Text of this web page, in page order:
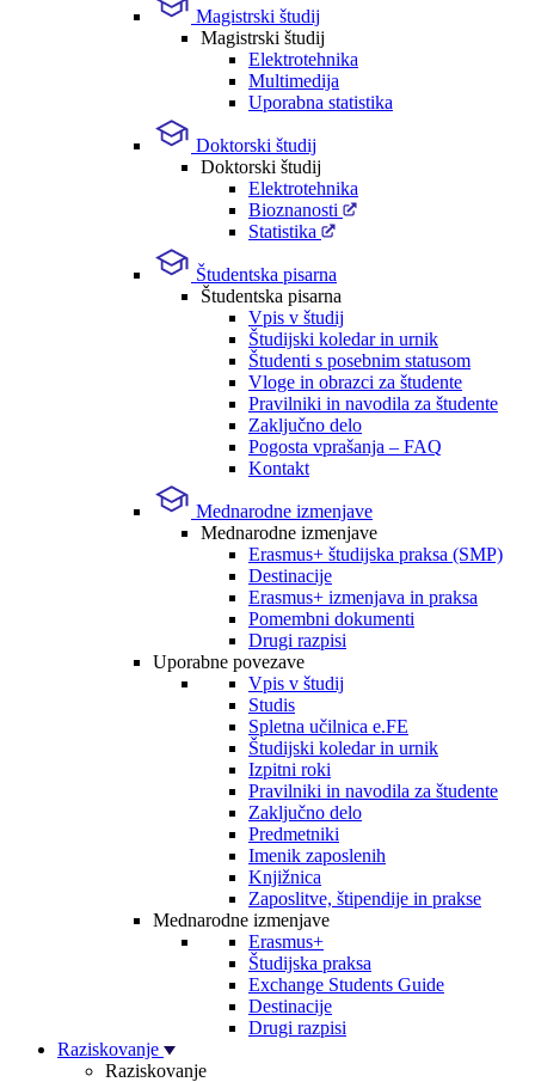
Magistrski študij
Magistrski študij
Elektrotehnika
Multimedija
Uporabna statistika
Doktorski študij
Doktorski študij
Elektrotehnika
Bioznanosti
Statistika
Študentska pisarna
Študentska pisarna
Vpis v študij
Študijski koledar in urnik
Študenti s posebnim statusom
Vloge in obrazci za študente
Pravilniki in navodila za študente
Zaključno delo
Pogosta vprašanja – FAQ
Kontakt
Mednarodne izmenjave
Mednarodne izmenjave
Erasmus+ študijska praksa (SMP)
Destinacije
Erasmus+ izmenjava in praksa
Pomembni dokumenti
Drugi razpisi
Uporabne povezave
Vpis v študij
Studis
Spletna učilnica e.FE
Študijski koledar in urnik
Izpitni roki
Pravilniki in navodila za študente
Zaključno delo
Predmetniki
Imenik zaposlenih
Knjižnica
Zaposlitve, štipendije in prakse
Mednarodne izmenjave
Erasmus+
Študijska praksa
Exchange Students Guide
Destinacije
Drugi razpisi
Raziskovanje
Raziskovanje